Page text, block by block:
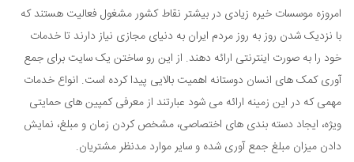
امروزه موسسات خیره زیادی در بیشتر نقاط کشور مشغول فعالیت هستند که
با نزدیک شدن روز به روز مردم ایران به دنیای مجازی نیاز دارند تا خدمات
خود را به صورت اینترنتی ارائه دهند. از این رو ساختن یک سایت برای جمع
آوری کمک های انسان دوستانه اهمیت بالایی پیدا کرده است. انواع خدمات
مهمی که در این زمینه ارائه می شود عبارتند از معرفی کمپین های حمایتی
ویژه، ایجاد دسته بندی های اختصاصی، مشخص کردن زمان و مبلغ، نمایش
دادن میزان مبلغ جمع آوری شده و سایر موارد مدنظر مشتریان.